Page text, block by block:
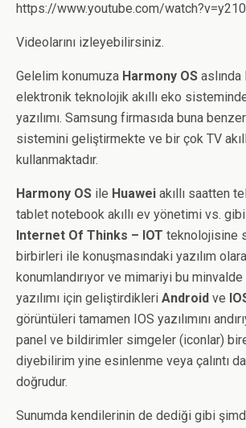
https://www.youtube.com/
Videolarını izleyebilirsiniz.
Gelelim konumuza Harmony OS aslında
elektronik teknolojik akıllı eko
yazılımı. Samsung firmasıda buna benzer
sistemini geliştirmekte ve bir çok TV
kullanmaktadır.
Harmony OS ile Huawei akıllı saatten
tablet notebook akıllı ev yönetimi vs.
Internet Of Thinks – IOT teknolojisine
birbirleri ile konuşmasındaki yazılım
konumlandırıyor ve mimariyi bu
yazılımı için geliştirdikleri Android ve
görüntüleri tamamen IOS yazılımını
panel ve bildirimler simgeler (iconlar)
diyebilirim yine esinlenme veya çalıntı
doğrudur.
Sunumda kendilerinin de dediği gibi